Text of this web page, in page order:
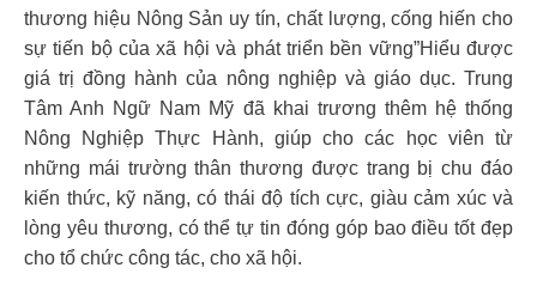
thương hiệu Nông Sản uy tín, chất lượng, cống hiến cho
sự tiến bộ của xã hội và phát triển bền vững”Hiểu được
giá trị đồng hành của nông nghiệp và giáo dục. Trung
Tâm Anh Ngữ Nam Mỹ đã khai trương thêm hệ thống
Nông Nghiệp Thực Hành, giúp cho các học viên từ
những mái trường thân thương được trang bị chu đáo
kiến thức, kỹ năng, có thái độ tích cực, giàu cảm xúc và
lòng yêu thương, có thể tự tin đóng góp bao điều tốt đẹp
cho tổ chức công tác, cho xã hội.